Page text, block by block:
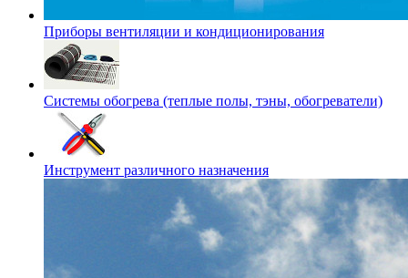
Приборы вентиляции и кондиционирования
Системы обогрева (теплые полы, тэны, обогреватели)
Инструмент различного назначения